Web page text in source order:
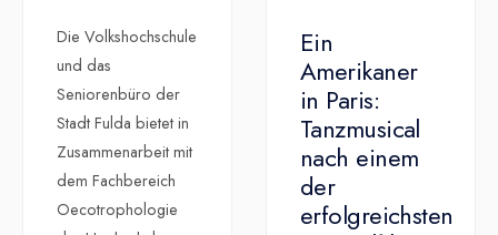
Die Volkshochschule
und das
Seniorenbüro der
Stadt Fulda bietet in
Zusammenarbeit mit
dem Fachbereich
Oecotrophologie
Ein
Amerikaner
in Paris:
Tanzmusical
nach einem
der
erfolgreichsten